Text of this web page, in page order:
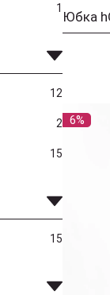
1
12
2
15
15
Юбка
6%